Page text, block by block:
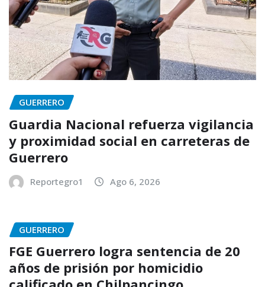
GUERRERO
Guardia Nacional refuerza vigilancia
y proximidad social en carreteras de
Guerrero
Reportegro1 Ago 6, 2026
GUERRERO
FGE Guerrero logra sentencia de 20
años de prisión por homicidio